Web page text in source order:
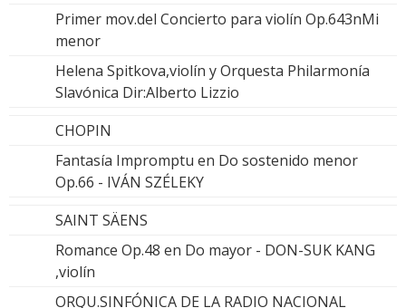
Primer mov.del Concierto para violín Op.643nMi
menor
Helena Spitkova,violín y Orquesta Philarmonía
Slavónica Dir:Alberto Lizzio
CHOPIN
Fantasía Impromptu en Do sostenido menor
Op.66 - IVÁN SZÉLEKY
SAINT SÄENS
Romance Op.48 en Do mayor - DON-SUK KANG
,violín
ORQU.SINFÓNICA DE LA RADIO NACIONAL